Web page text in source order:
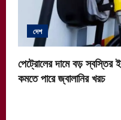
দেশ
পেট্রোলের দামে বড় স্বস্তির
কমতে পারে জ্বালানির খরচ